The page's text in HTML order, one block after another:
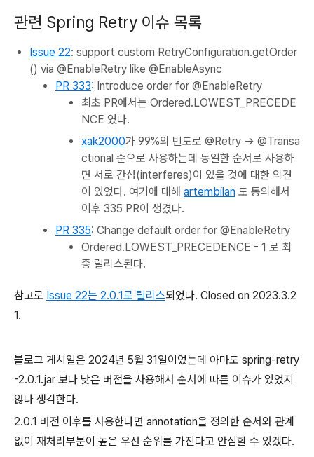
관련 Spring Retry 이슈 목록
Issue 22: support custom RetryConfiguration.getOrder
() via @EnableRetry like @EnableAsync
PR 333: Introduce order for @EnableRetry
최초 PR에서는 Ordered.LOWEST_PRECEDE
NCE 였다.
xak2000가 99%의 빈도로 @Retry -> @Transa
ctional 순으로 사용하는데 동일한 순서로 사용하
면 서로 간섭(interferes)이 있을 것에 대한 의견
이 있었다. 여기에 대해 artembilan 도 동의해서
이후 335 PR이 생겼다.
PR 335: Change default order for @EnableRetry
Ordered.LOWEST_PRECEDENCE - 1 로 최
종 릴리스된다.
참고로 Issue 22는 2.0.1로 릴리스되었다. Closed on 2023.3.2
1.
블로그 게시일은 2024년 5월 31일이었는데 아마도 spring-retry
-2.0.1.jar 보다 낮은 버전을 사용해서 순서에 따른 이슈가 있었지
않나 생각한다.
2.0.1 버전 이후를 사용한다면 annotation을 정의한 순서와 관계
없이 재처리부분이 높은 우선 순위를 가진다고 안심할 수 있겠다.